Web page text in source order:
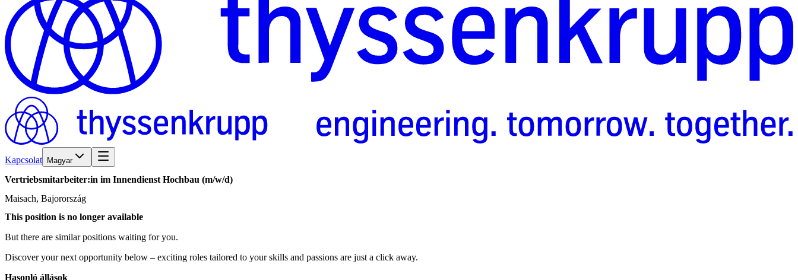
Kapcsolat Magyar
Vertriebsmitarbeiter:in im Innendienst Hochbau (m/w/d)
Maisach, Bajorország
This position is no longer available
But there are similar positions waiting for you.
Discover your next opportunity below – exciting roles tailored to your skills and passions are just a click away.
Hasonló állások